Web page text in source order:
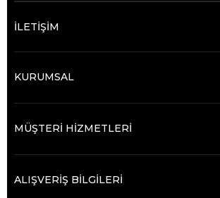
İLETİŞİM
KURUMSAL
MÜŞTERİ HİZMETLERİ
ALIŞVERİŞ BİLGİLERİ